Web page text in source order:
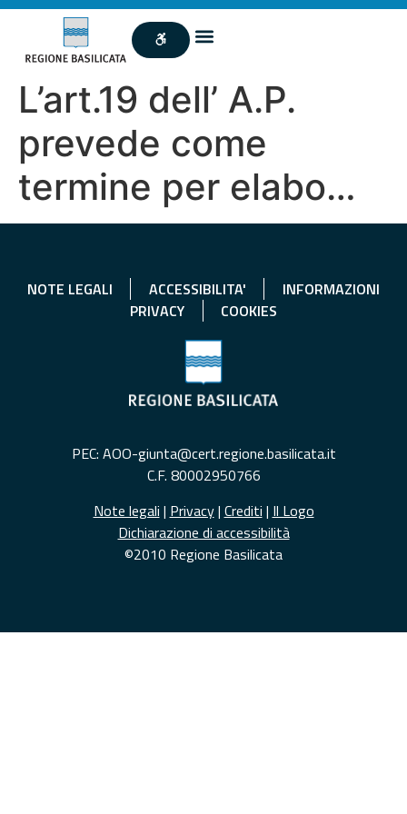
L’art.19 dell’ A.P.
prevede come
termine per elabo…
NOTE LEGALI ACCESSIBILITA'
INFORMAZIONI
PRIVACY
COOKIES
PEC: AOO-giunta@cert.regione.basilicata.it
C.F. 80002950766
Note legali | Privacy| Crediti | Il Logo
Dichiarazione di accessibilità
©2010 Regione Basilicata